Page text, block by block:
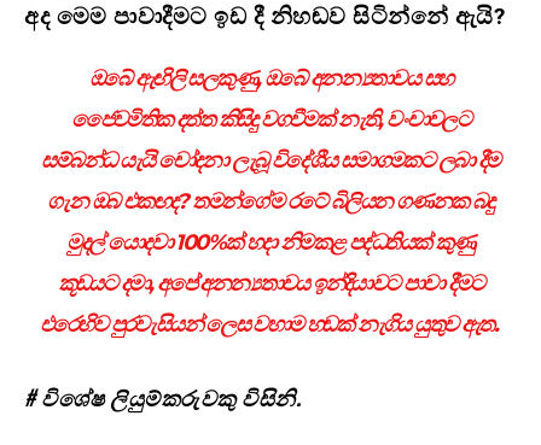
අද මෙම පාවාදීමට ඉඩ දී නිහඬව සිටින්නේ ඇයි?
ඔබේ ඇඟිලි සලකුණු, ඔබේ අනන්‍යතාවය සහ
ජෛවමිතික දත්ත කිසිදු වගවීමක් නැති, වංචාවලට
සම්බන්ධ යැයි චෝදනා ලැබූ විදේශීය සමාගමකට ලබා දීම
ගැන ඔබ එකඟද? තමන්ගේම රටේ බිලියන ගණනක බදු
මුදල් යොදවා 100%ක් හදා නිමකළ පද්ධතියක් කුණු
කූඩයට දමා, අපේ අනන්‍යතාවය ඉන්දියාවට පාවා දීමට
එරෙහිව පුරවැසියන් ලෙස වහාම හඬක් නැගිය යුතුව ඇත.
# විශේෂ ලියුම්කරුවකු විසිනි.